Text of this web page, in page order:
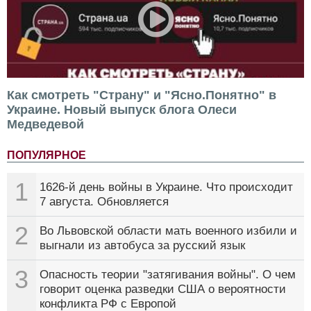
Как смотреть "Страну" и "Ясно.Понятно" в
Украине. Новый выпуск блога Олеси
Медведевой
ПОПУЛЯРНОЕ
1
1626-й день войны в Украине. Что происходит
7 августа. Обновляется
2
Во Львовской области мать военного избили и
выгнали из автобуса за русский язык
3
Опасность теории "затягивания войны". О чем
говорит оценка разведки США о вероятности
конфликта РФ с Европой